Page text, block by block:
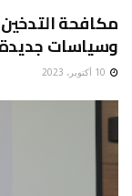
مكافحة
وسياسات جديدة